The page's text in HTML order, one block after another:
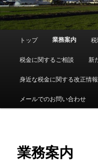
トップ 業務案内
税金に関するご相談 新
身近な税金に関する改正情報
メールでのお問い合わせ
業務案内